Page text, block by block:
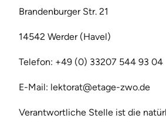
Brandenburger Str. 21
14542 Werder (Havel)
Telefon: +49 (0) 33207 544 93 04
E-Mail: lektorat@etage-zwo.de
Verantwortliche Stelle ist die